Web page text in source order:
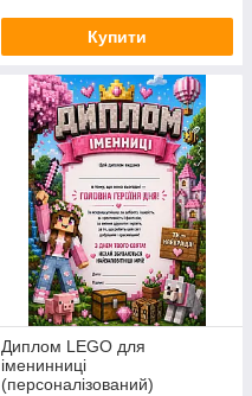
Купити
Диплом LEGO для
іменинниці
(персоналізований)